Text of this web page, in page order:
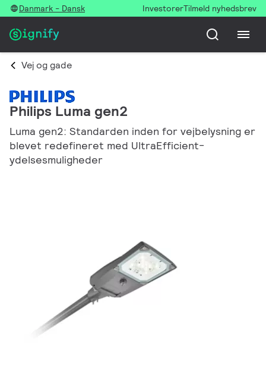
Danmark - Dansk InvestorerTilmeld nyhedsbrev
Vej og gade
Philips Luma gen2
Luma gen2: Standarden inden for vejbelysning er
blevet redefineret med UltraEfficient-
ydelsesmuligheder